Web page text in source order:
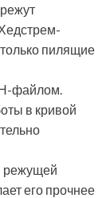
пилящие
файлом.
в кривой
режущей
его прочнее